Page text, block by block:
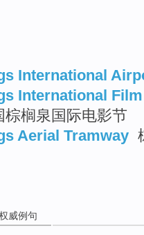
International
International
棕榈泉国际电影节
Aerial Tramway
威例句